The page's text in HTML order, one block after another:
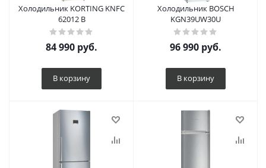
Холодильник KORTING KNFC
62012 B
84 990 руб.
В корзину
Холодильник BOSCH
KGN39UW30U
96 990 руб.
В корзину